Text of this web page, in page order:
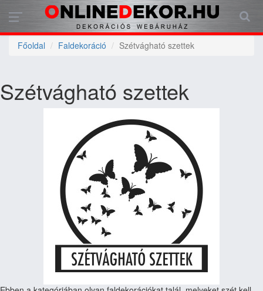
Főoldal Faldekoráció Szétvágható szettek
Szétvágható szettek